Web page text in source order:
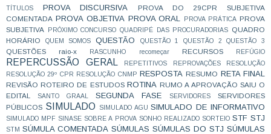
TÍTULOS
PROVA DISCURSIVA
PROVA DO 29CPR SUBJETIVA
COMENTADA PROVA OBJETIVA PROVA ORAL PROVA PRÁTICA PROVA
SUBJETIVA
PRÓXIMO CONCURSO QUADRIPÉ DAS PROCURADORIAS
QUADRO
HORÁRIO
QUEM SOMOS QUESTÃO QUESTÃO 1 QUESTÃO 2 QUESTÃO 3
QUESTÕES raio-x RASCUNHO recomeçar RECURSOS REFÚGIO
REPERCUSSÃO GERAL REPETITIVOS REPROVAÇÕES
RESOLUÇÃO
RESOLUÇÃO 29º CPR
RESOLUÇÃO CNMP RESPOSTA RESUMO RETA FINAL
REVISÃO ROTEIRO DE ESTUDOS ROTINA RUMO A APROVAÇÃO SAIU O
EDITAL
SANTO GRAAL SEGUNDA FASE SERVIDORES
SERVIDORES
PÚBLICOS SIMULADO SIMULADO AGU SIMULADO DE INFORMATIVO
SIMULADO MPF SINASE SOBRE A PROVA SONHO REALIZADO SORTEIO STF STJ
STM SÚMULA COMENTADA SÚMULAS SÚMULAS DO STJ SÚMULAS